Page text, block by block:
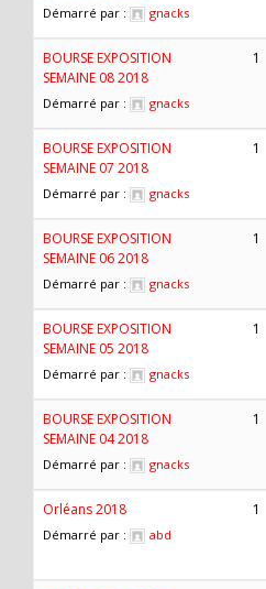
Démarré par : gnacks
BOURSE EXPOSITION
SEMAINE 08 2018
Démarré par : gnacks
1
BOURSE EXPOSITION
SEMAINE 07 2018
Démarré par : gnacks
1
BOURSE EXPOSITION
SEMAINE 06 2018
Démarré par : gnacks
1
BOURSE EXPOSITION
SEMAINE 05 2018
Démarré par : gnacks
1
BOURSE EXPOSITION
SEMAINE 04 2018
Démarré par : gnacks
1
Orléans 2018
Démarré par : abd
1